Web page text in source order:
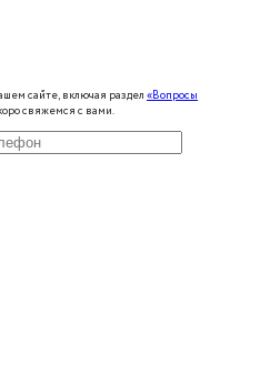
сайте, включая раздел «Вопросы
свяжемся с вами.